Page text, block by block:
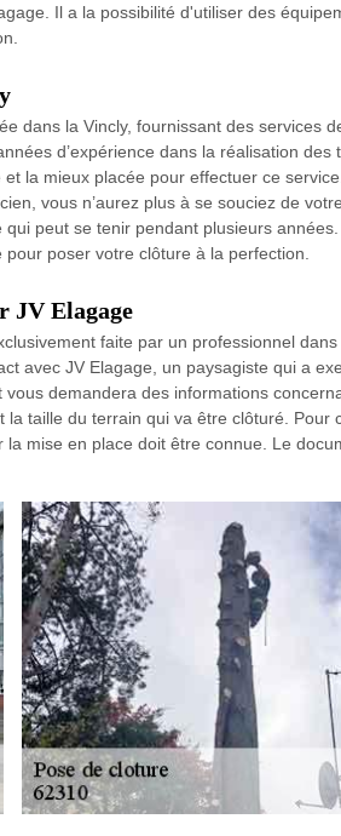
Il a la possibilité d'utiliser des
dans la Vincly, fournissant des services
d’expérience dans la réalisation des
la mieux placée pour effectuer ce
vous n’aurez plus à se souciez de
peut se tenir pendant plusieurs
poser votre clôture à la perfection.
JV Elagage
faite par un professionnel dans
avec JV Elagage, un paysagiste qui a
demandera des informations
taille du terrain qui va être clôturé. Pour
mise en place doit être connue. Le